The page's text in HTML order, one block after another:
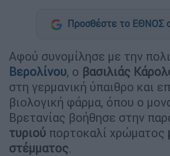
Προσθέστε το ΕΘΝΟΣ
Αφού συνομίλησε με την
Βερολίνου, ο βασιλιάς
στη γερμανική ύπαιθρο και
βιολογική φάρμα, όπου ο
Βρετανίας βοήθησε στην
τυριού πορτοκαλί χρώματος
στέμματος.